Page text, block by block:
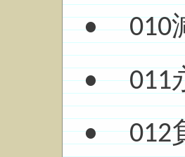
• 010
• 011
• 012